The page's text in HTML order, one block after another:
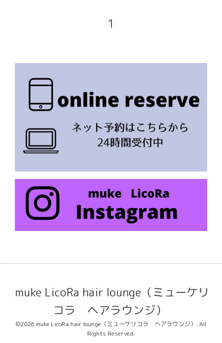
1
muke LicoRa hair lounge（ミューケリ
コラ ヘアラウンジ）
©2026 muke LicoRa hair lounge（ミューケリコラ ヘアラウンジ） . All
Rights Reserved.